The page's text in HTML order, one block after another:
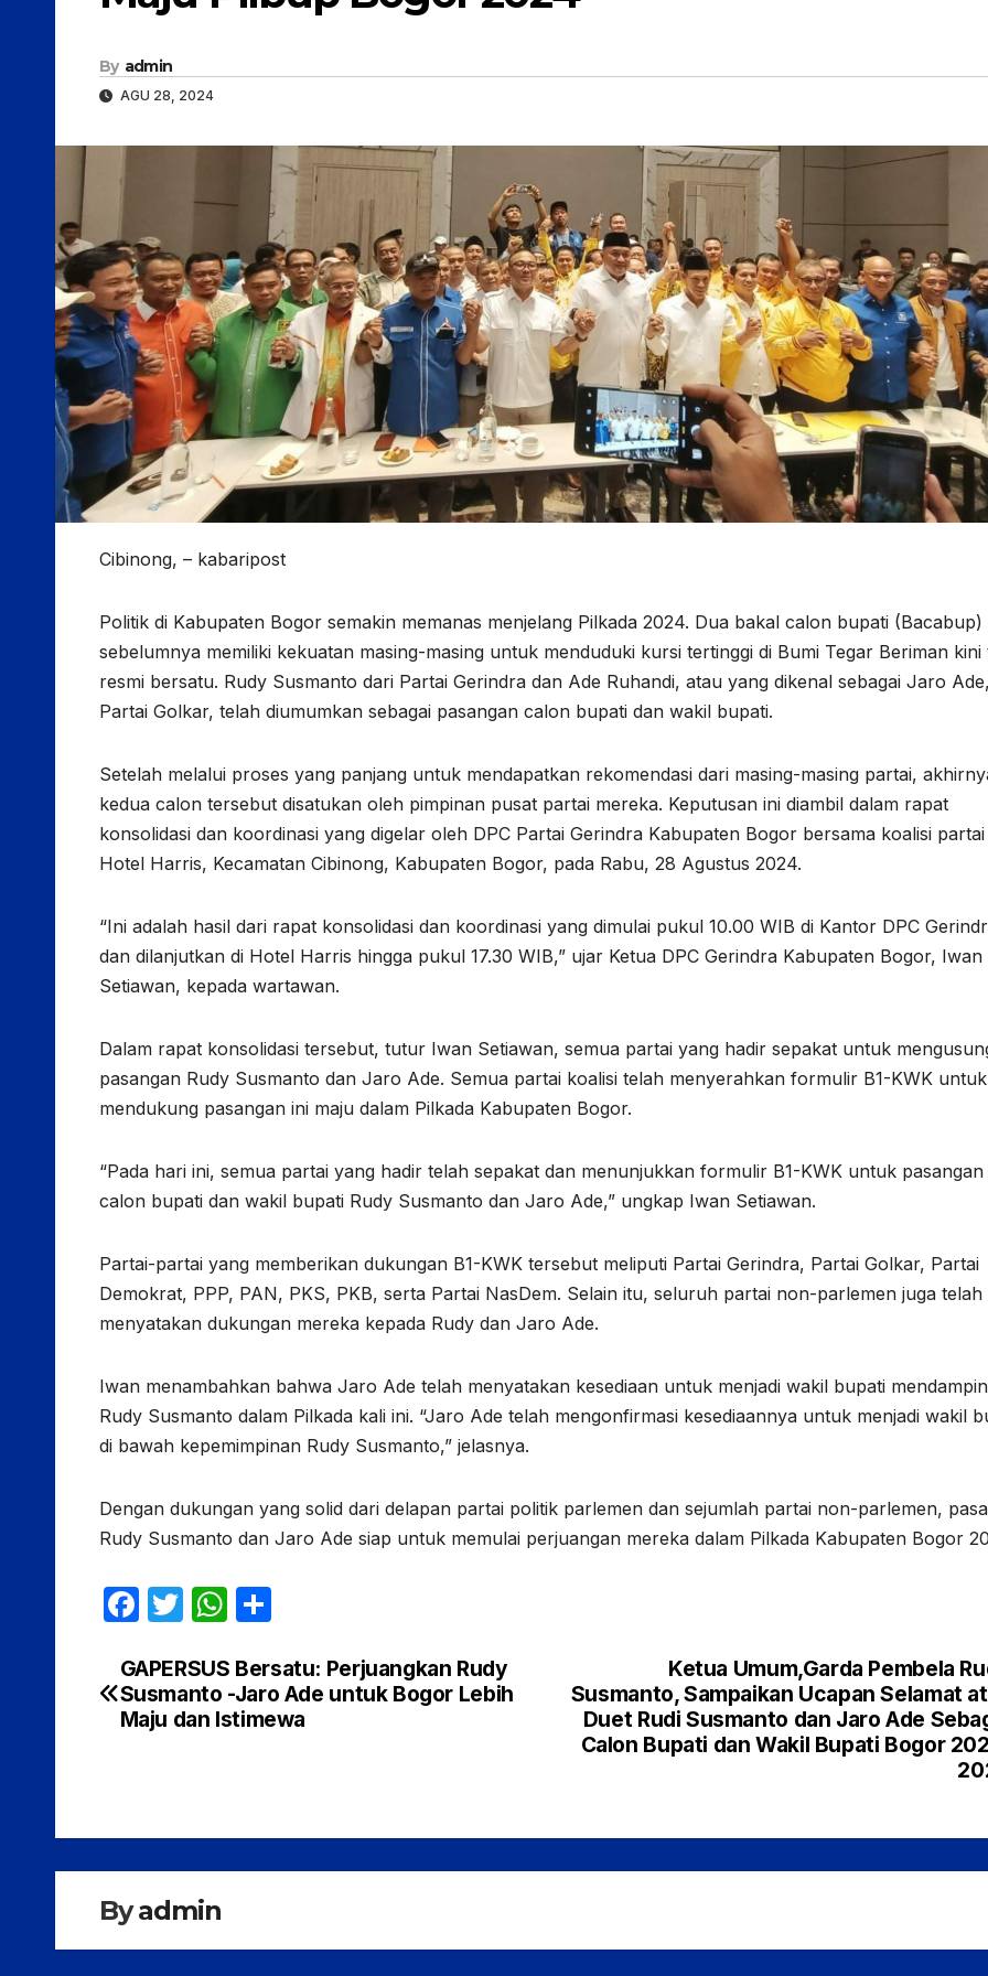
By admin
AGU 28, 2024
Cibinong, – kabaripost
Politik di Kabupaten Bogor semakin memanas menjelang Pilkada 2024. Dua bakal calon bupati (Bacabup)
sebelumnya memiliki kekuatan masing-masing untuk menduduki kursi tertinggi di Bumi Tegar Beriman kini
resmi bersatu. Rudy Susmanto dari Partai Gerindra dan Ade Ruhandi, atau yang dikenal sebagai Jaro
Partai Golkar, telah diumumkan sebagai pasangan calon bupati dan wakil bupati.
Setelah melalui proses yang panjang untuk mendapatkan rekomendasi dari masing-masing partai,
kedua calon tersebut disatukan oleh pimpinan pusat partai mereka. Keputusan ini diambil dalam rapat
konsolidasi dan koordinasi yang digelar oleh DPC Partai Gerindra Kabupaten Bogor bersama koalisi partai
Hotel Harris, Kecamatan Cibinong, Kabupaten Bogor, pada Rabu, 28 Agustus 2024.
“Ini adalah hasil dari rapat konsolidasi dan koordinasi yang dimulai pukul 10.00 WIB di Kantor DPC
dan dilanjutkan di Hotel Harris hingga pukul 17.30 WIB,” ujar Ketua DPC Gerindra Kabupaten Bogor, Iwan
Setiawan, kepada wartawan.
Dalam rapat konsolidasi tersebut, tutur Iwan Setiawan, semua partai yang hadir sepakat untuk
pasangan Rudy Susmanto dan Jaro Ade. Semua partai koalisi telah menyerahkan formulir B1-KWK untuk
mendukung pasangan ini maju dalam Pilkada Kabupaten Bogor.
“Pada hari ini, semua partai yang hadir telah sepakat dan menunjukkan formulir B1-KWK untuk pasangan
calon bupati dan wakil bupati Rudy Susmanto dan Jaro Ade,” ungkap Iwan Setiawan.
Partai-partai yang memberikan dukungan B1-KWK tersebut meliputi Partai Gerindra, Partai Golkar, Partai
Demokrat, PPP, PAN, PKS, PKB, serta Partai NasDem. Selain itu, seluruh partai non-parlemen juga telah
menyatakan dukungan mereka kepada Rudy dan Jaro Ade.
Iwan menambahkan bahwa Jaro Ade telah menyatakan kesediaan untuk menjadi wakil bupati
Rudy Susmanto dalam Pilkada kali ini. “Jaro Ade telah mengonfirmasi kesediaannya untuk menjadi wakil
di bawah kepemimpinan Rudy Susmanto,” jelasnya.
Dengan dukungan yang solid dari delapan partai politik parlemen dan sejumlah partai non-parlemen,
Rudy Susmanto dan Jaro Ade siap untuk memulai perjuangan mereka dalam Pilkada Kabupaten Bogor
F
c
e
b
k
T
itt
er
W
at
s
ar
e
Navigasi
pos
Ketua Umum,Garda Pembela
Susmanto, Sampaikan Ucapan Selamat
Duet Rudi Susmanto dan Jaro Ade
Calon Bupati dan Wakil Bupati Bogor
GAPERSUS Bersatu: Perjuangkan Rudy
Susmanto -Jaro Ade untuk Bogor Lebih
Maju dan Istimewa
Byadmin
N
N